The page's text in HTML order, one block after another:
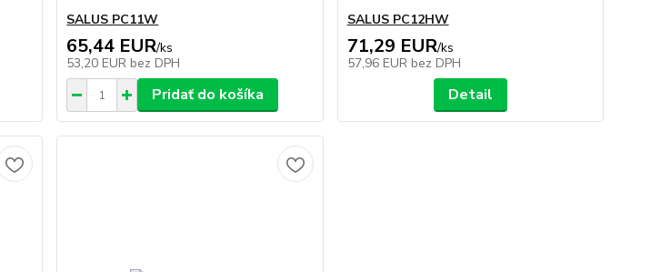
SALUS PC11W
65,44 EUR/ks
53,20 EUR bez DPH
Pridať do košíka
SALUS PC12HW
71,29 EUR/ks
57,96 EUR bez DPH
Detail